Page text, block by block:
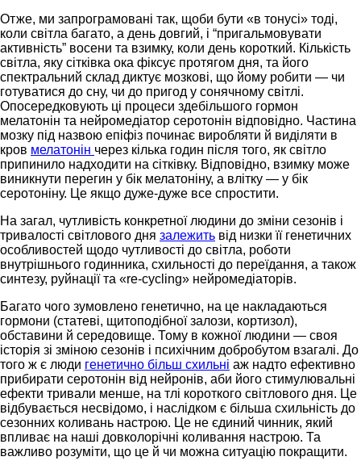
Отже, ми запрограмовані так, щоби бути «в тонусі» тоді,
коли світла багато, а день довгий, і “пригальмовувати
активність” восени та взимку, коли день короткий. Кількість
світла, яку сітківка ока фіксує протягом дня, та його
спектральний склад диктує мозкові, що йому робити — чи
готуватися до сну, чи до пригод у сонячному світлі.
Опосередковують ці процеси здебільшого гормон
мелатонін та нейромедіатор серотонін відповідно. Частина
мозку під назвою епіфіз починає виробляти й виділяти в
кров мелатонін через кілька годин після того, як світло
припинило надходити на сітківку. Відповідно, взимку може
виникнути перегин у бік мелатоніну, а влітку — у бік
серотоніну. Це якщо дуже-дуже все спростити.
На загал, чутливість конкретної людини до зміни сезонів і
тривалості світлового дня залежить від низки її генетичних
особливостей щодо чутливості до світла, роботи
внутрішнього годинника, схильності до переїдання, а також
синтезу, руйнації та «re-cycling» нейромедіаторів.
Багато чого зумовлено генетично, на це накладаються
гормони (статеві, щитоподібної залози, кортизол),
обставини й середовище. Тому в кожної людини — своя
історія зі зміною сезонів і психічним добробутом взагалі. До
того ж є люди генетично більш схильні аж надто ефективно
прибирати серотонін від нейронів, аби його стимулювальні
ефекти тривали менше, на тлі короткого світлового дня. Це
відбувається несвідомо, і наслідком є більша схильність до
сезонних коливань настрою. Це не єдиний чинник, який
впливає на наші довколорічні коливання настрою. Та
важливо розуміти, що це й чи можна ситуацію покращити.